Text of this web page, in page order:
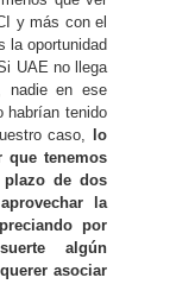
y más con el
la oportunidad
UAE no llega
nadie en ese
habrían tenido
caso,
lo
que tenemos
de dos
la
por
algún
asociar